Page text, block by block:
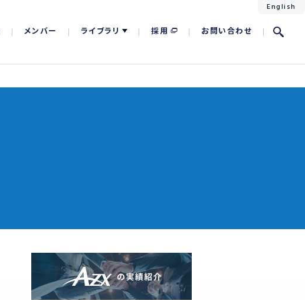
メンバー ライブラリ 採用 お問い合わせ
English